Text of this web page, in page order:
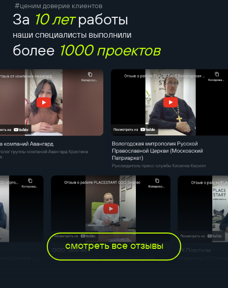
#ценим доверие клиентов
За 10 летработы
наши специалисты выполнили
более 1000 проектов
смотреть все отзывы